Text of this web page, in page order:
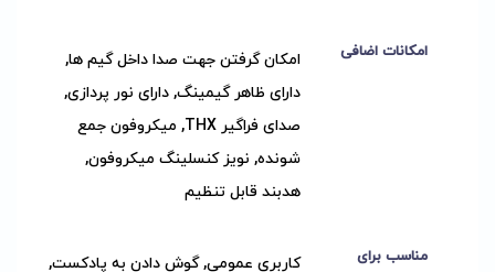
امکانات اضافی
امکان گرفتن جهت صدا داخل گیم ها,
دارای ظاهر گیمینگ, دارای نور پردازی,
صدای فراگیر THX, میکروفون جمع
شونده, نویز کنسلینگ میکروفون,
هدبند قابل تنظیم
مناسب برای
کاربری عمومی, گوش دادن به پادکست,